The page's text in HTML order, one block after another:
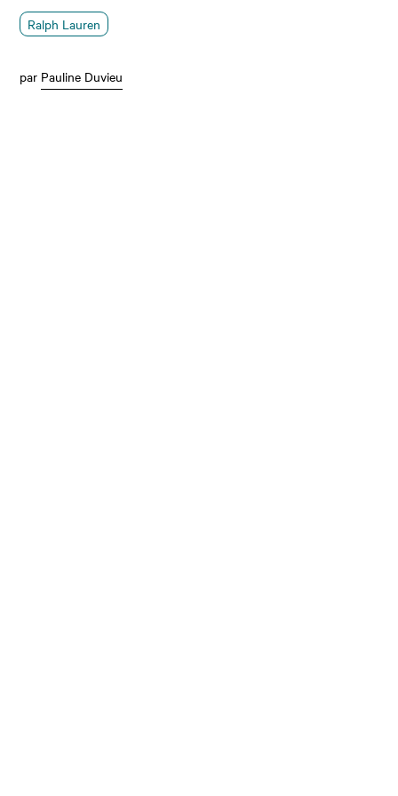
Ralph Lauren
par Pauline Duvieu